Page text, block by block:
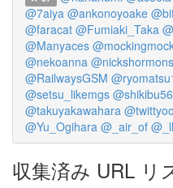
@7aiya @ankonoyoake
@faracat @Fumiaki_Taka
@Manyaces
@nekoanna
@RailwaysGSM
@setsu_likemgs @shikibu56
@takuyakawahara
@Yu_Ogihara @_air_of
収集済み URL リ